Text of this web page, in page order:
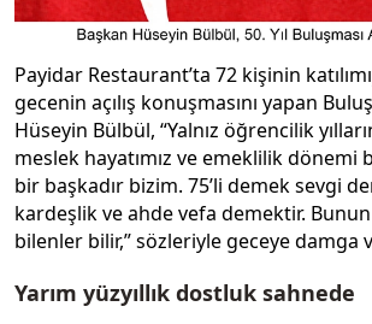
Payidar Restaurant’ta 72 kişinin
gecenin açılış konuşmasını yapan
Hüseyin Bülbül, “Yalnız öğrencilik
meslek hayatımız ve emeklilik
bir başkadır bizim. 75’li demek sevgi
kardeşlik ve ahde vefa demektir.
bilenler bilir,” sözleriyle geceye damga
Yarım yüzyıllık dostluk sahnede